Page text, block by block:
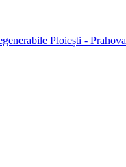
Ploiești - Prahova